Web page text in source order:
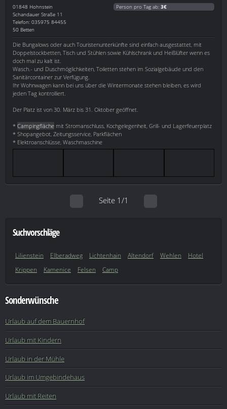
01848 Hohnstein
Schandauer Straße 11
Telefon: 035975 84455
50 Betten
Person pro Tag ab: 3€
Die Bungalows oder auch Touristenunterkünfte sind einfach ausgestattet, mit
Doppelstockbetten, Tisch und Stühlen sowie Kühlschrank und Heißlüfter wenn es
doch mal zu kalt ist.
Wasch.- und Duschmöglichkeiten, Toiletten stehen im Sozialgebäude und den
Sanitärcontainer zur Verfügung.
Ihr Wohnwagen kann bei uns über die Wintermonate stehen bleiben, es wird
jeden Tag kontrolliert.
Der Platz ist von 30. März bis 31. Oktober geöffnet.
* Campingfläche mit Stromanschluss, Kochgelegenheit, Grill- und Lagerfeuerplatz
* Shopangebot, Zeitungsservice, Parkflächen
* Elektroanschlüsse, Waschmaschine
Seite 1/1
Suchvorschläge
Lilienstein Elberadweg Lichtenhain Altendorf Wehlen
Hotel
Krippen
Kamenice Felsen Camp
Sonderwünsche
Urlaub auf dem Bauernhof
Urlaub mit Kindern
Urlaub in der Mühle
Urlaub im Umgebindehaus
Urlaub mit Reiten